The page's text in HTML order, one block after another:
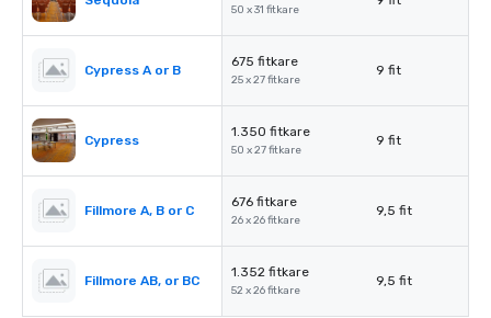
50 x 31 fitkare
Cypress A or B
675 fitkare
25 x 27 fitkare
9 fit
Cypress
1.350 fitkare
50 x 27 fitkare
9 fit
Fillmore A, B or C
676 fitkare
26 x 26 fitkare
9,5 fit
Fillmore AB, or BC
1.352 fitkare
52 x 26 fitkare
9,5 fit